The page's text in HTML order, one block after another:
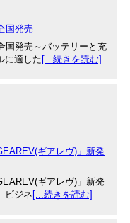
国発売
国発売～バッテリーと充
に適した [...続きを読む]
ギアレヴ)」新発
ギアレヴ)」新発
ビジネ [...続きを読む]